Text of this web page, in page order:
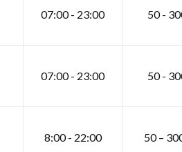
07:00 - 23:00 50 -
07:00 - 23:00 50 -
8:00 - 22:00 50 –